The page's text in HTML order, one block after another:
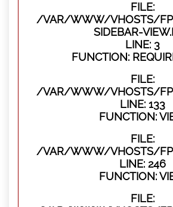
FILE:
/VAR/WWW/VHOSTS/
SIDEBAR-
LINE: 3
FUNCTION:
FILE:
/VAR/WWW/VHOSTS/
LINE: 133
FUNCTION:
FILE:
/VAR/WWW/VHOSTS/
LINE: 246
FUNCTION:
FILE: